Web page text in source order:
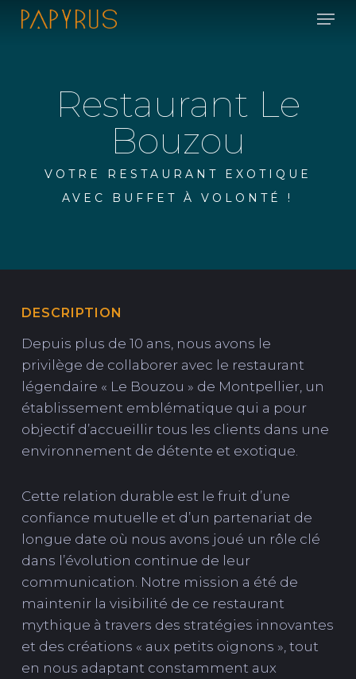
Skip
Restaurant Le
Bouzou
VOTRE RESTAURANT EXOTIQUE
AVEC BUFFET À VOLONTÉ !
DESCRIPTION
Depuis plus de 10 ans, nous avons le
privilège de collaborer avec le restaurant
légendaire « Le Bouzou » de Montpellier, un
établissement emblématique qui a pour
objectif d’accueillir tous les clients dans une
environnement de détente et exotique.
Cette relation durable est le fruit d’une
confiance mutuelle et d’un partenariat de
longue date où nous avons joué un rôle clé
dans l’évolution continue de leur
communication. Notre mission a été de
maintenir la visibilité de ce restaurant
mythique à travers des stratégies innovantes
et des créations « aux petits oignons », tout
en nous adaptant constamment aux